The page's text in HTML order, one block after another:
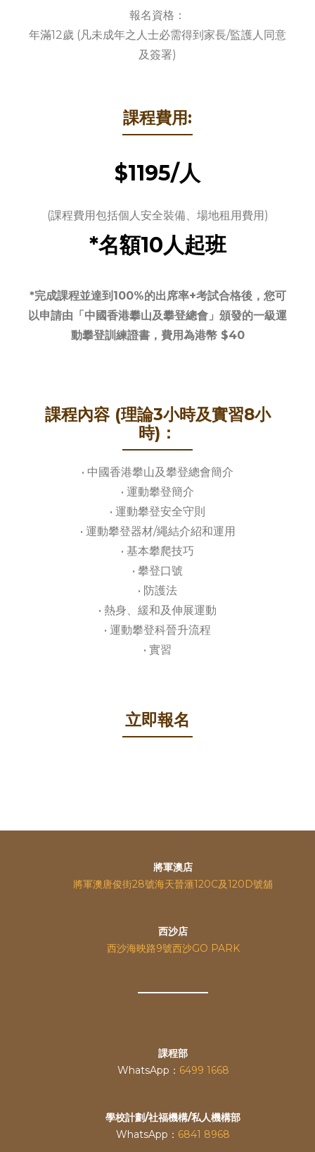
報名資格：
年滿12歲 (凡未成年之人士必需得到家長/監護人同意
及簽署)
課程費用:
$1195/人
(課程費用包括個人安全裝備、場地租用費用)
*名額10人起班
*完成課程並達到100%的出席率+考試合格後，您可
以申請由「中國香港攀山及攀登總會」頒發的一級運
動攀登訓練證書，費用為港幣 $40
課程內容 (理論3小時及實習8小
時)：
• 中國香港攀山及攀登總會簡介
• 運動攀登簡介
• 運動攀登安全守則
• 運動攀登器材/繩結介紹和運用
• 基本攀爬技巧
• 攀登口號
• 防護法
• 熱身、緩和及伸展運動
• 運動攀登科晉升流程
• 實習
立即報名
將軍澳店
將軍澳唐俊街28號海天晉滙120C及120D號舖
西沙店
西沙海映路9號西沙GO PARK
課程部
WhatsApp： 6499 1668
學校計劃/社福機構/私人機構部
WhatsApp： 6841 8968